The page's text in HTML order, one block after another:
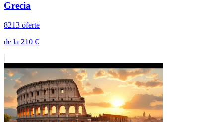
Egipt
709 oferte
de la 713 €